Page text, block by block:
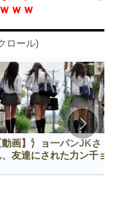
ｗｗ
ロール)
動画】氵ョ一パンJKさ
、友達にされた力ン千ョ